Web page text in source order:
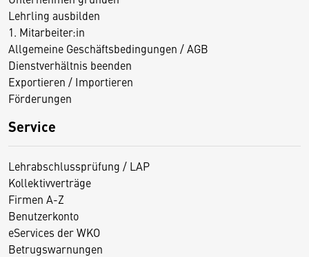
Lehrling ausbilden
1. Mitarbeiter:in
Allgemeine Geschäftsbedingungen / AGB
Dienstverhältnis beenden
Exportieren / Importieren
Förderungen
Service
Lehrabschlussprüfung / LAP
Kollektivverträge
Firmen A-Z
Benutzerkonto
eServices der WKO
Betrugswarnungen